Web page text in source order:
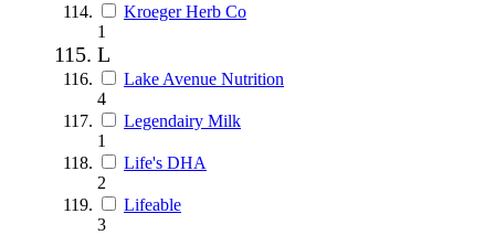
Kroeger Herb Co
1
L
Lake Avenue Nutrition
4
Legendairy Milk
1
Life's DHA
2
Lifeable
3